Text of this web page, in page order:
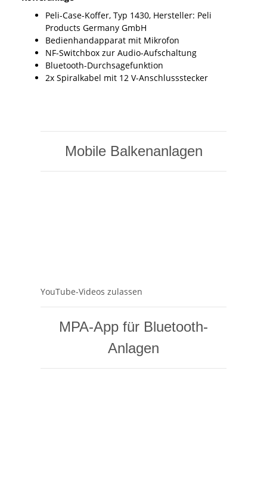
Peli-Case-Koffer, Typ 1430, Hersteller: Peli
Products Germany GmbH
Bedienhandapparat mit Mikrofon
NF-Switchbox zur Audio-Aufschaltung
Bluetooth-Durchsagefunktion
2x Spiralkabel mit 12 V-Anschlussstecker
Mobile Balkenanlagen
YouTube-Videos zulassen
MPA-App für Bluetooth-
Anlagen